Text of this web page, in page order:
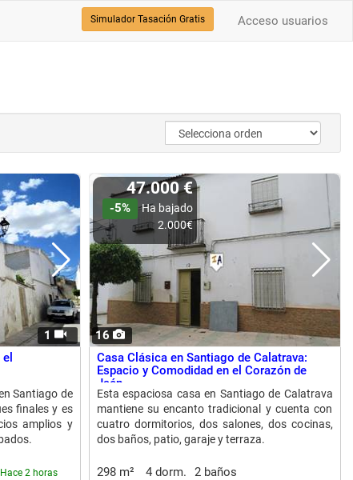
Acceso usuarios
Simulador Tasación Gratis
1
Santiago de
finales y es
amplios y
Hace 2 horas
16
47.000 €
-5%
Ha bajado
2.000€
Casa Clásica en Santiago de Calatrava:
Espacio y Comodidad en el Corazón de
Jaén
Esta espaciosa casa en Santiago de Calatrava
mantiene su encanto tradicional y cuenta con
cuatro dormitorios, dos salones, dos cocinas,
dos baños, patio, garaje y terraza.
298 m² 4 dorm.
2 baños